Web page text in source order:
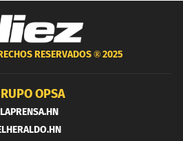
RESERVADOS ®2025
OPSA
LAPRENSA.HN